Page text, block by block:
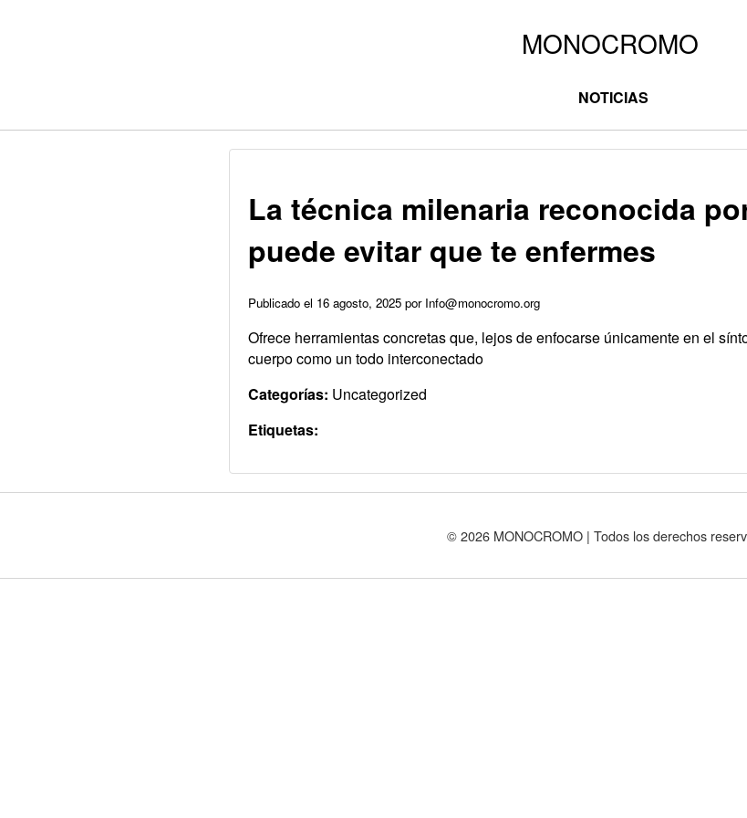
NOTICIAS
La técnica milenaria reconocida
puede evitar que te enfermes
Publicado el 16 agosto, 2025 por Info@monocromo.org
Ofrece herramientas concretas que, lejos de enfocarse únicamente en el
cuerpo como un todo interconectado
Categorías: Uncategorized
Etiquetas:
© 2026 MONOCROMO | Todos los derechos